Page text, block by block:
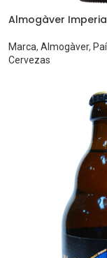
Almogàver
Marca, Almogàver,
Cervezas